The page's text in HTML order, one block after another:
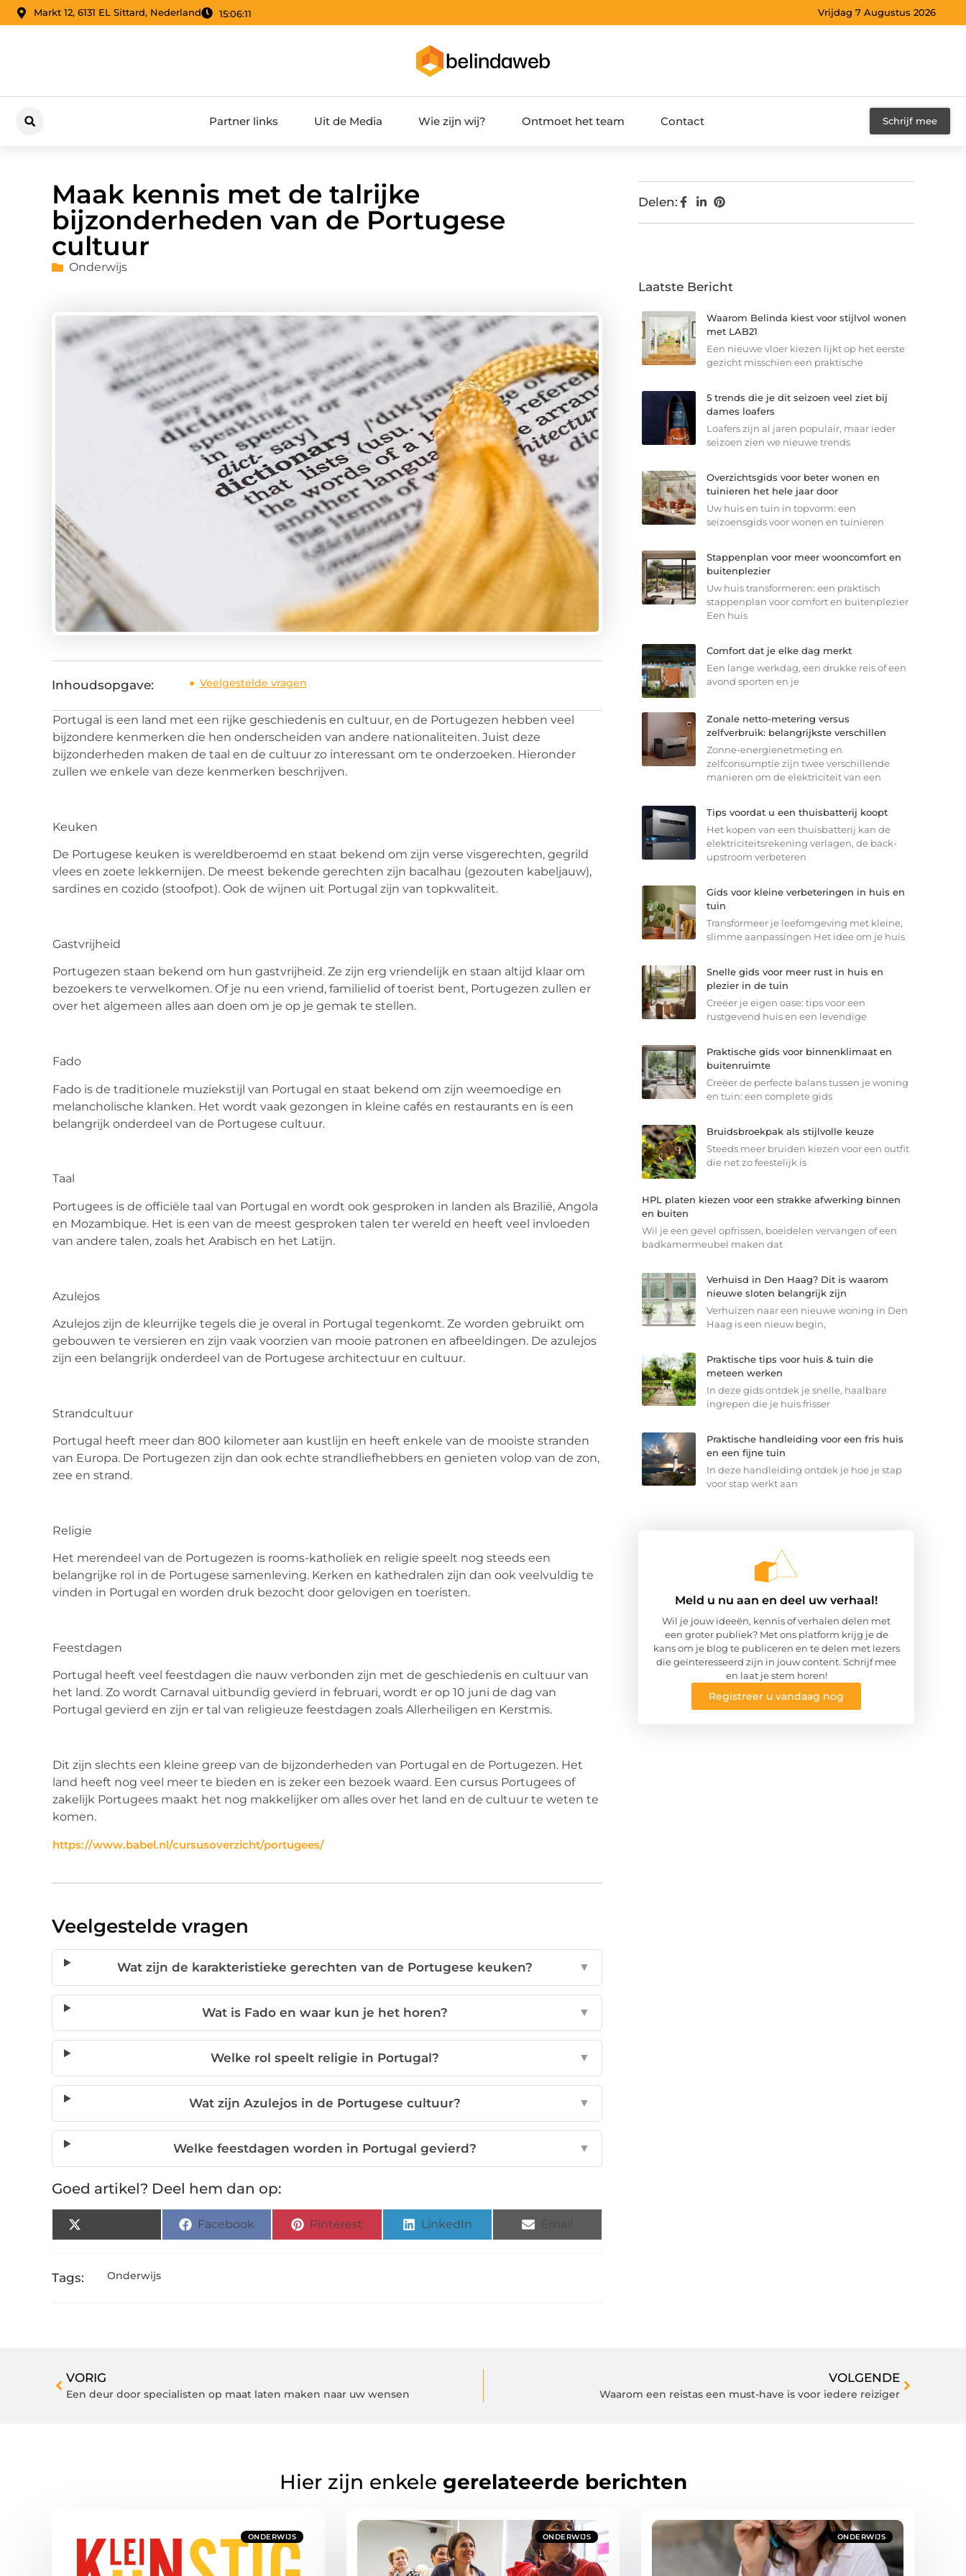
Markt 12, 6131 EL Sittard, Nederland 15:06:12 Vrijdag 7 Augustus 2026
Partner links Uit de Media Wie zijn wij? Ontmoet het team Contact Schrijf mee
Maak kennis met de talrijke
bijzonderheden van de Portugese
cultuur
Onderwijs
Inhoudsopgave: Veelgestelde vragen
Portugal is een land met een rijke geschiedenis en cultuur, en de Portugezen hebben veel
bijzondere kenmerken die hen onderscheiden van andere nationaliteiten. Juist deze
bijzonderheden maken de taal en de cultuur zo interessant om te onderzoeken. Hieronder
zullen we enkele van deze kenmerken beschrijven.
Keuken
De Portugese keuken is wereldberoemd en staat bekend om zijn verse visgerechten, gegrild
vlees en zoete lekkernijen. De meest bekende gerechten zijn bacalhau (gezouten kabeljauw),
sardines en cozido (stoofpot). Ook de wijnen uit Portugal zijn van topkwaliteit.
Gastvrijheid
Portugezen staan bekend om hun gastvrijheid. Ze zijn erg vriendelijk en staan altijd klaar om
bezoekers te verwelkomen. Of je nu een vriend, familielid of toerist bent, Portugezen zullen er
over het algemeen alles aan doen om je op je gemak te stellen.
Fado
Fado is de traditionele muziekstijl van Portugal en staat bekend om zijn weemoedige en
melancholische klanken. Het wordt vaak gezongen in kleine cafés en restaurants en is een
belangrijk onderdeel van de Portugese cultuur.
Taal
Portugees is de officiële taal van Portugal en wordt ook gesproken in landen als Brazilië, Angola
en Mozambique. Het is een van de meest gesproken talen ter wereld en heeft veel invloeden
van andere talen, zoals het Arabisch en het Latijn.
Azulejos
Azulejos zijn de kleurrijke tegels die je overal in Portugal tegenkomt. Ze worden gebruikt om
gebouwen te versieren en zijn vaak voorzien van mooie patronen en afbeeldingen. De azulejos
zijn een belangrijk onderdeel van de Portugese architectuur en cultuur.
Strandcultuur
Portugal heeft meer dan 800 kilometer aan kustlijn en heeft enkele van de mooiste stranden
van Europa. De Portugezen zijn dan ook echte strandliefhebbers en genieten volop van de zon,
zee en strand.
Religie
Het merendeel van de Portugezen is rooms-katholiek en religie speelt nog steeds een
belangrijke rol in de Portugese samenleving. Kerken en kathedralen zijn dan ook veelvuldig te
vinden in Portugal en worden druk bezocht door gelovigen en toeristen.
Feestdagen
Portugal heeft veel feestdagen die nauw verbonden zijn met de geschiedenis en cultuur van
het land. Zo wordt Carnaval uitbundig gevierd in februari, wordt er op 10 juni de dag van
Portugal gevierd en zijn er tal van religieuze feestdagen zoals Allerheiligen en Kerstmis.
Dit zijn slechts een kleine greep van de bijzonderheden van Portugal en de Portugezen. Het
land heeft nog veel meer te bieden en is zeker een bezoek waard. Een cursus Portugees of
zakelijk Portugees maakt het nog makkelijker om alles over het land en de cultuur te weten te
komen.
https://www.babel.nl/cursusoverzicht/portugees/
Veelgestelde vragen
Wat zijn de karakteristieke gerechten van de Portugese keuken? ▼
Wat is Fado en waar kun je het horen? ▼
Welke rol speelt religie in Portugal? ▼
Wat zijn Azulejos in de Portugese cultuur? ▼
Welke feestdagen worden in Portugal gevierd? ▼
Goed artikel? Deel hem dan op:
Facebook Pinterest LinkedIn
Tags: Onderwijs
Delen:
Laatste Bericht
Waarom Belinda kiest voor stijlvol wonen
met LAB21
Een nieuwe vloer kiezen lijkt op het eerste
gezicht misschien een praktische
5 trends die je dit seizoen veel ziet bij
dames loafers
Loafers zijn al jaren populair, maar ieder
seizoen zien we nieuwe trends
Overzichtsgids voor beter wonen en
tuinieren het hele jaar door
Uw huis en tuin in topvorm: een
seizoensgids voor wonen en tuinieren
Stappenplan voor meer wooncomfort en
buitenplezier
Uw huis transformeren: een praktisch
stappenplan voor comfort en buitenplezier
Een huis
Comfort dat je elke dag merkt
Een lange werkdag, een drukke reis of een
avond sporten en je
Zonale netto-metering versus
zelfverbruik: belangrijkste verschillen
Zonne-energienetmeting en
zelfconsumptie zijn twee verschillende
manieren om de elektriciteit van een
Tips voordat u een thuisbatterij koopt
Het kopen van een thuisbatterij kan de
elektriciteitsrekening verlagen, de back-
upstroom verbeteren
Gids voor kleine verbeteringen in huis en
tuin
Transformeer je leefomgeving met kleine,
slimme aanpassingen Het idee om je huis
Snelle gids voor meer rust in huis en
plezier in de tuin
Creëer je eigen oase: tips voor een
rustgevend huis en een levendige
Praktische gids voor binnenklimaat en
buitenruimte
Creëer de perfecte balans tussen je woning
en tuin: een complete gids
Bruidsbroekpak als stijlvolle keuze
Steeds meer bruiden kiezen voor een outfit
die net zo feestelijk is
HPL platen kiezen voor een strakke afwerking binnen
en buiten
Wil je een gevel opfrissen, boeidelen vervangen of een
badkamermeubel maken dat
Verhuisd in Den Haag? Dit is waarom
nieuwe sloten belangrijk zijn
Verhuizen naar een nieuwe woning in Den
Haag is een nieuw begin,
Praktische tips voor huis & tuin die
meteen werken
In deze gids ontdek je snelle, haalbare
ingrepen die je huis frisser
Praktische handleiding voor een fris huis
en een fijne tuin
In deze handleiding ontdek je hoe je stap
voor stap werkt aan
Meld u nu aan en deel uw verhaal!
Wil je jouw ideeën, kennis of verhalen delen met
een groter publiek? Met ons platform krijg je de
kans om je blog te publiceren en te delen met lezers
die geïnteresseerd zijn in jouw content. Schrijf mee
en laat je stem horen!
Registreer u vandaag nog
VORIG
Een deur door specialisten op maat laten maken naar uw wensen
VOLGENDE
Waarom een reistas een must-have is voor iedere reiziger
Hier zijn enkele gerelateerde berichten
ONDERWIJS ONDERWIJS ONDERWIJS